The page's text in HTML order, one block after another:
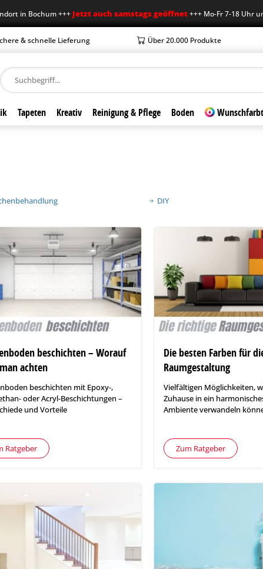
+++Jetzt auch samstags geöffnet+++ Mo-Fr 7-18 Uhr und Sa 7-12
& schnelle Lieferung Über 20.000 Produkte
Tapeten Kreativ Reinigung & Pflege Boden
DIY
beschichten – Worauf
achten
beschichten mit Epoxy-,
oder Acryl-Beschichtungen –
und Vorteile
Ratgeber
Die besten Farben für
Raumgestaltung
Vielfältigen Möglichkeiten,
Zuhause in ein
Ambiente verwandeln
Zum Ratgeber